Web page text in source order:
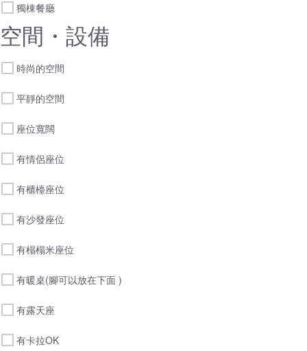
獨棟餐廳
空間・設備
時尚的空間
平靜的空間
座位寬闊
有情侶座位
有櫃檯座位
有沙發座位
有榻榻米座位
有暖桌(腳可以放在下面 )
有露天座
有卡拉OK